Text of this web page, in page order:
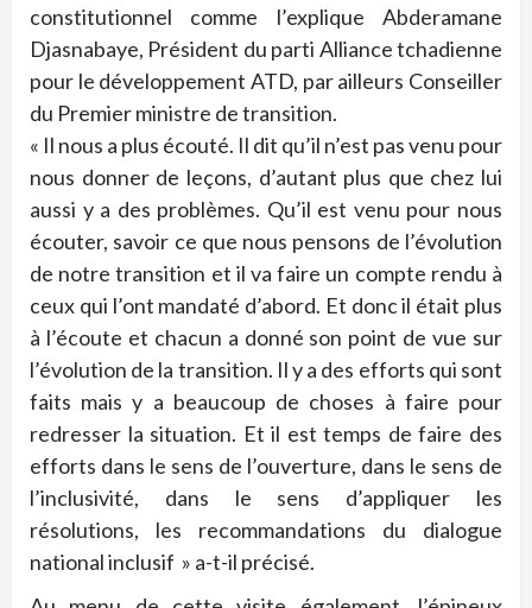
constitutionnel comme l’explique Abderamane
Djasnabaye, Président du parti Alliance tchadienne
pour le développement ATD, par ailleurs Conseiller
du Premier ministre de transition.
« Il nous a plus écouté. Il dit qu’il n’est pas venu pour
nous donner de leçons, d’autant plus que chez lui
aussi y a des problèmes. Qu’il est venu pour nous
écouter, savoir ce que nous pensons de l’évolution
de notre transition et il va faire un compte rendu à
ceux qui l’ont mandaté d’abord. Et donc il était plus
à l’écoute et chacun a donné son point de vue sur
l’évolution de la transition. Il y a des efforts qui sont
faits mais y a beaucoup de choses à faire pour
redresser la situation. Et il est temps de faire des
efforts dans le sens de l’ouverture, dans le sens de
l’inclusivité, dans le sens d’appliquer les
résolutions, les recommandations du dialogue
national inclusif » a-t-il précisé.